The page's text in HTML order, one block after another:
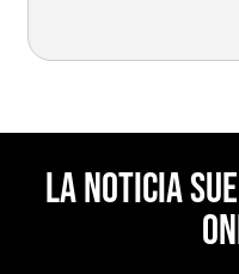
La noticia